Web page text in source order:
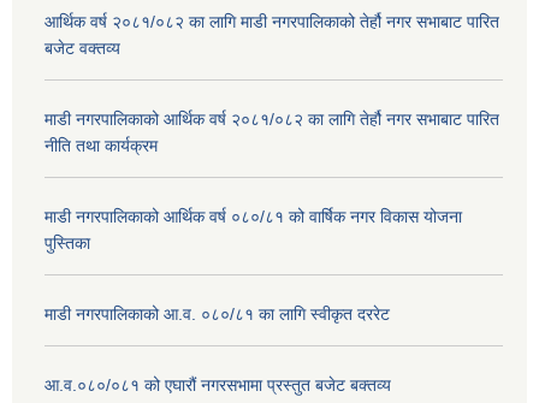
आर्थिक वर्ष २०८१/०८२ का लागि माडी नगरपालिकाको तेर्हौ नगर सभाबाट पारित
बजेट वक्तव्य
माडी नगरपालिकाको आर्थिक वर्ष २०८१/०८२ का लागि तेर्हौ नगर सभाबाट पारित
नीति तथा कार्यक्रम
माडी नगरपालिकाको आर्थिक वर्ष ०८०/८१ को वार्षिक नगर विकास योजना
पुस्तिका
माडी नगरपालिकाको आ.व. ०८०/८१ का लागि स्वीकृत दररेट
आ.व.०८०/०८१ को एघारौं नगरसभामा प्रस्तुत बजेट बक्तव्य